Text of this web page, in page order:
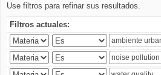
Use filtros para refinar sus resultados.
Filtros actuales: